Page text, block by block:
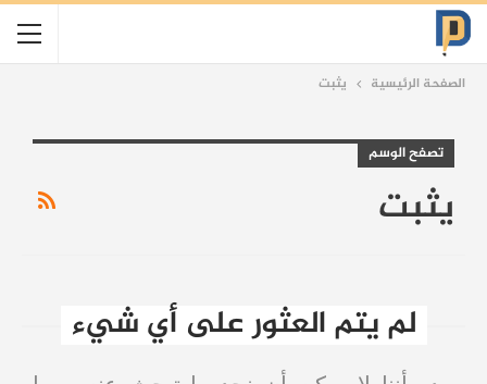
الصفحة الرئيسية يثبت
تصفح الوسم
يثبت
لم يتم العثور على أي شيء